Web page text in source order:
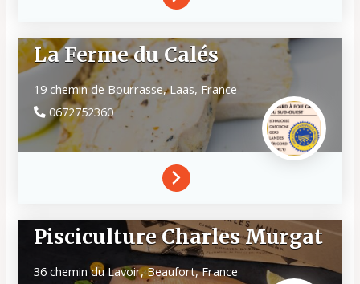
La Ferme du Calés
19 chemin de Bourrasse,Laas, France
0672752360
Pisciculture Charles Murgat
36 chemin du Lavoir,Beaufort,France